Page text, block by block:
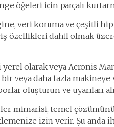
öğeleri için parçalı
veri koruma ve çeşitli
özellikleri dahil olmak
olarak veya Acronis
veya daha fazla makineye
oluşturun ve uyarıları
mimarisi, temel
izin verir. Şu anda